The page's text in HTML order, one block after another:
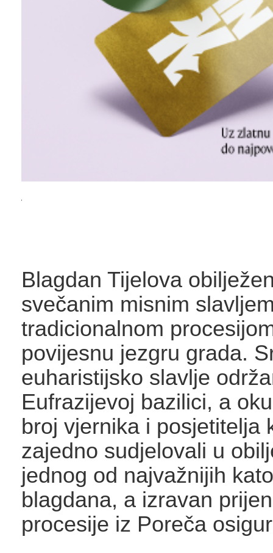
Blagdan Tijelova
svečanim misnim
tradicionalnom
povijesnu jezgru grada.
euharistijsko slavlje
Eufrazijevoj bazilici, a
broj vjernika i posjetitelja
zajedno sudjelovali u
jednog od najvažnijih
blagdana, a izravan
procesije iz Poreča